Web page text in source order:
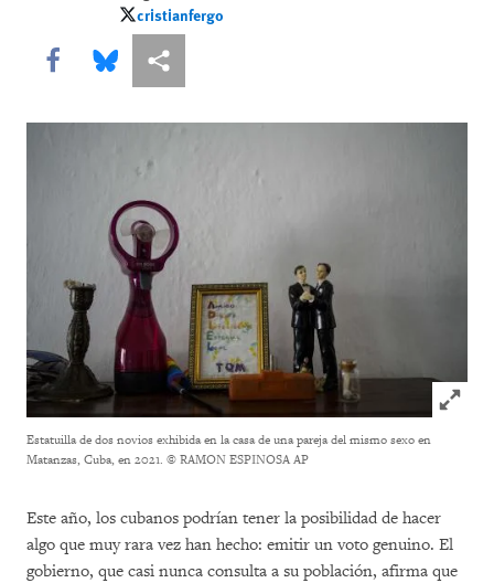
cristianfergo
cristianfergo
Share this via Facebook
Share this via Bluesky
Share this via Compartir
Click
Estatuilla de dos novios exhibida en la casa de una pareja del mismo sexo en
Matanzas, Cuba, en 2021. © RAMON ESPINOSA AP
Este año, los cubanos podrían tener la posibilidad de hacer
algo que muy rara vez han hecho: emitir un voto genuino. El
gobierno, que casi nunca consulta a su población, afirma que